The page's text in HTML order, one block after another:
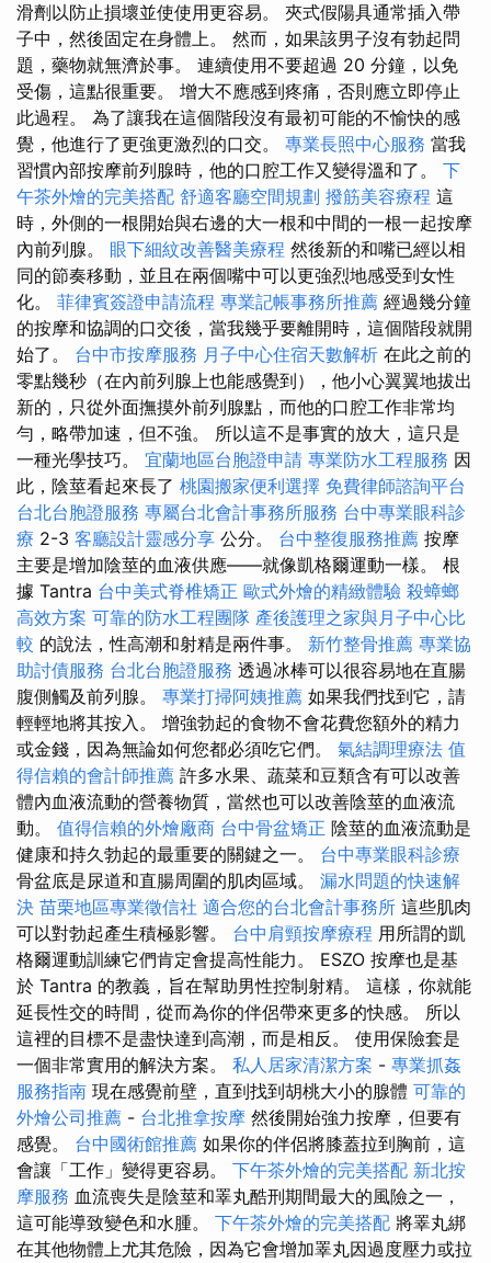
滑劑以防止損壞並使使用更容易。 夾式假陽具通常插入帶
子中，然後固定在身體上。 然而，如果該男子沒有勃起問
題，藥物就無濟於事。 連續使用不要超過 20 分鐘，以免
受傷，這點很重要。 增大不應感到疼痛，否則應立即停止
此過程。 為了讓我在這個階段沒有最初可能的不愉快的感
覺，他進行了更強更激烈的口交。 專業長照中心服務 當我
習慣內部按摩前列腺時，他的口腔工作又變得溫和了。 下
午茶外燴的完美搭配 舒適客廳空間規劃 撥筋美容療程 這
時，外側的一根開始與右邊的大一根和中間的一根一起按摩
內前列腺。 眼下細紋改善醫美療程 然後新的和嘴已經以相
同的節奏移動，並且在兩個嘴中可以更強烈地感受到女性
化。 菲律賓簽證申請流程 專業記帳事務所推薦 經過幾分鐘
的按摩和協調的口交後，當我幾乎要離開時，這個階段就開
始了。 台中市按摩服務 月子中心住宿天數解析 在此之前的
零點幾秒（在內前列腺上也能感覺到），他小心翼翼地拔出
新的，只從外面撫摸外前列腺點，而他的口腔工作非常均
勻，略帶加速，但不強。 所以這不是事實的放大，這只是
一種光學技巧。 宜蘭地區台胞證申請 專業防水工程服務 因
此，陰莖看起來長了 桃園搬家便利選擇 免費律師諮詢平台
台北台胞證服務 專屬台北會計事務所服務 台中專業眼科診
療 2-3 客廳設計靈感分享 公分。 台中整復服務推薦 按摩
主要是增加陰莖的血液供應——就像凱格爾運動一樣。 根
據 Tantra 台中美式脊椎矯正 歐式外燴的精緻體驗 殺蟑螂
高效方案 可靠的防水工程團隊 產後護理之家與月子中心比
較 的說法，性高潮和射精是兩件事。 新竹整骨推薦 專業協
助討債服務 台北台胞證服務 透過冰棒可以很容易地在直腸
腹側觸及前列腺。 專業打掃阿姨推薦 如果我們找到它，請
輕輕地將其按入。 增強勃起的食物不會花費您額外的精力
或金錢，因為無論如何您都必須吃它們。 氣結調理療法 值
得信賴的會計師推薦 許多水果、蔬菜和豆類含有可以改善
體內血液流動的營養物質，當然也可以改善陰莖的血液流
動。 值得信賴的外燴廠商 台中骨盆矯正 陰莖的血液流動是
健康和持久勃起的最重要的關鍵之一。 台中專業眼科診療
骨盆底是尿道和直腸周圍的肌肉區域。 漏水問題的快速解
決 苗栗地區專業徵信社 適合您的台北會計事務所 這些肌肉
可以對勃起產生積極影響。 台中肩頸按摩療程 用所謂的凱
格爾運動訓練它們肯定會提高性能力。 ESZO 按摩也是基
於 Tantra 的教義，旨在幫助男性控制射精。 這樣，你就能
延長性交的時間，從而為你的伴侶帶來更多的快感。 所以
這裡的目標不是盡快達到高潮，而是相反。 使用保險套是
一個非常實用的解決方案。 私人居家清潔方案 - 專業抓姦
服務指南 現在感覺前壁，直到找到胡桃大小的腺體 可靠的
外燴公司推薦 - 台北推拿按摩 然後開始強力按摩，但要有
感覺。 台中國術館推薦 如果你的伴侶將膝蓋拉到胸前，這
會讓「工作」變得更容易。 下午茶外燴的完美搭配 新北按
摩服務 血流喪失是陰莖和睪丸酷刑期間最大的風險之一，
這可能導致變色和水腫。 下午茶外燴的完美搭配 將睪丸綁
在其他物體上尤其危險，因為它會增加睪丸因過度壓力或拉